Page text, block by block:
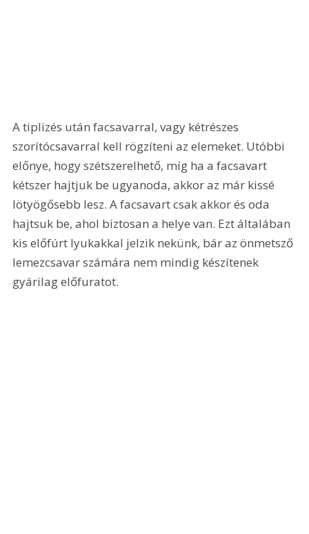
A tiplizés után facsavarral, vagy kétrészes
szorítócsavarral kell rögzíteni az elemeket. Utóbbi
előnye, hogy szétszerelhető, míg ha a facsavart
kétszer hajtjuk be ugyanoda, akkor az már kissé
lötyögősebb lesz. A facsavart csak akkor és oda
hajtsuk be, ahol biztosan a helye van. Ezt általában
kis előfúrt lyukakkal jelzik nekünk, bár az önmetsző
lemezcsavar számára nem mindig készítenek
gyárilag előfuratot.